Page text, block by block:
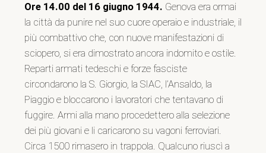
Ore 14.00 del 16 giugno 1944. Genova era ormai
la città da punire nel suo cuore operaio e industriale, il
più combattivo che, con nuove manifestazioni di
sciopero, si era dimostrato ancora indomito e ostile.
Reparti armati tedeschi e forze fasciste
circondarono la S. Giorgio, la SIAC, l’Ansaldo, la
Piaggio e bloccarono i lavoratori che tentavano di
fuggire. Armi alla mano procedettero alla selezione
dei più giovani e li caricarono su vagoni ferroviari.
Circa 1500 rimasero in trappola. Qualcuno riuscì a